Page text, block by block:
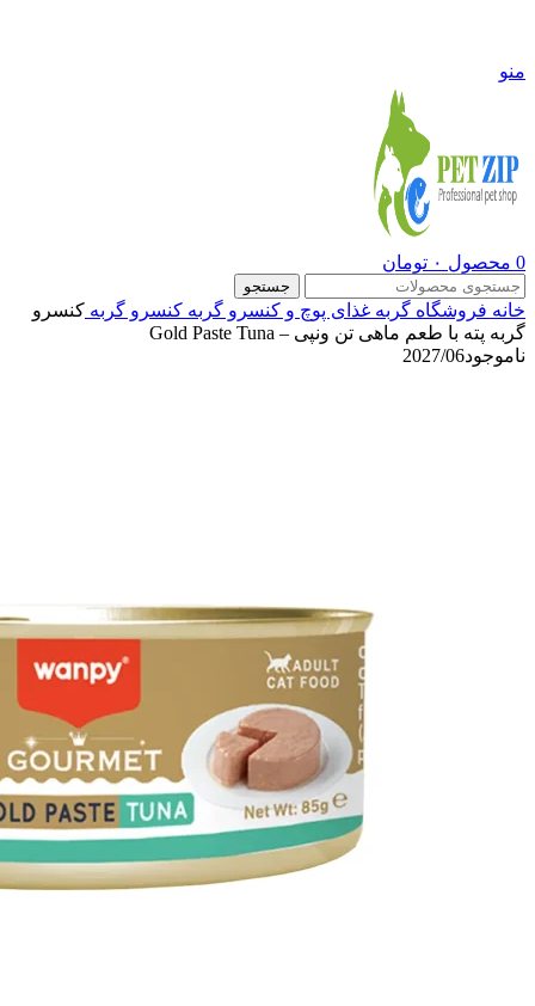
منو
0 محصول ۰ تومان
جستجو
خانه فروشگاه گربه غذای پوچ و کنسرو گربه کنسرو گربه کنسرو
گربه پته با طعم ماهی تن ونپی – Gold Paste Tuna
ناموجود2027/06